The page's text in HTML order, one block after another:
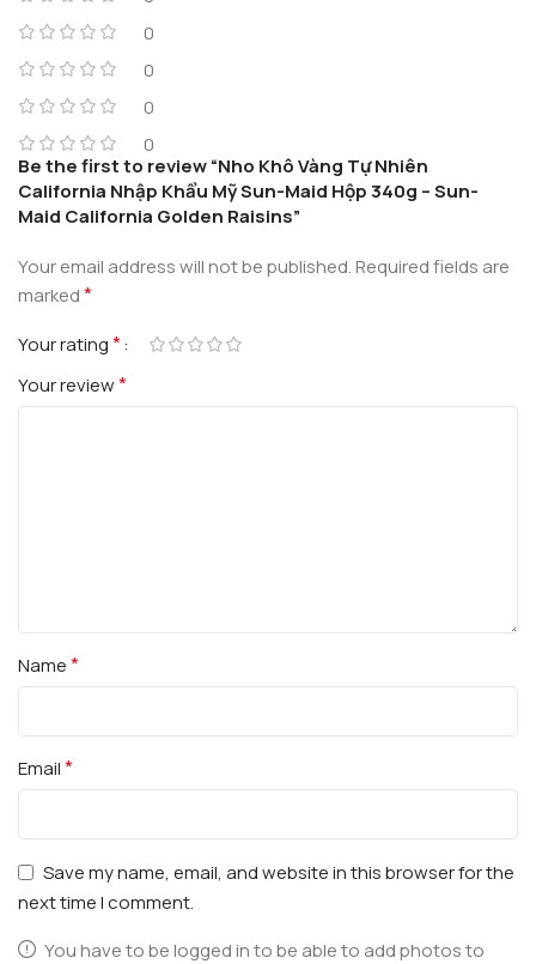
0
0
0
0
Be the first to review “Nho Khô Vàng Tự Nhiên
California Nhập Khẩu Mỹ Sun-Maid Hộp 340g – Sun-
Maid California Golden Raisins”
Your email address will not be published.Required fields are
marked*
Your rating*
Your review*
Name*
Email*
Save my name, email, and website in this browser for the
next time I comment.
You have to be logged in to be able to add photos to